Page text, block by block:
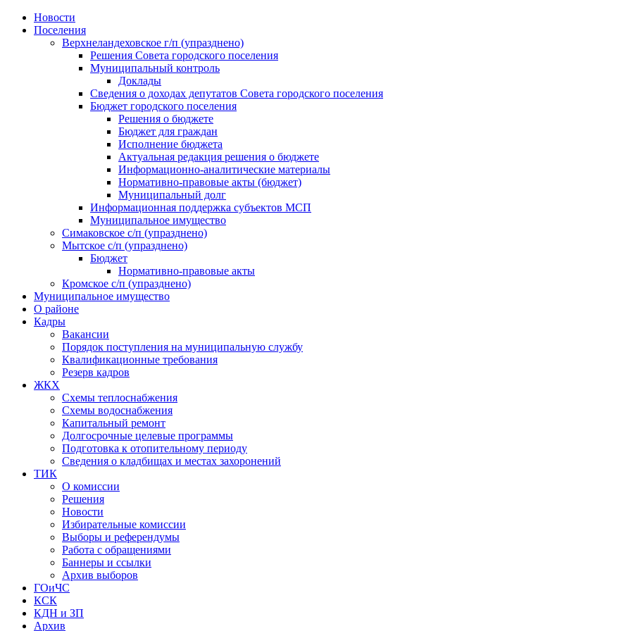
Skip
Новости
Поселения
Верхнеландеховское г/п (упразднено)
Решения Совета городского поселения
Муниципальный контроль
Доклады
Сведения о доходах депутатов Совета городского поселения
Бюджет городского поселения
Решения о бюджете
Бюджет для граждан
Исполнение бюджета
Актуальная редакция решения о бюджете
Информационно-аналитические материалы
Нормативно-правовые акты (бюджет)
Муниципальный долг
Информационная поддержка субъектов МСП
Муниципальное имущество
Симаковское с/п (упразднено)
Мытское с/п (упразднено)
Бюджет
Нормативно-правовые акты
Кромское с/п (упразднено)
Муниципальное имущество
О районе
Кадры
Вакансии
Порядок поступления на муниципальную службу
Квалификационные требования
Резерв кадров
ЖКХ
Схемы теплоснабжения
Схемы водоснабжения
Капитальный ремонт
Долгосрочные целевые программы
Подготовка к отопительному периоду
Сведения о кладбищах и местах захоронений
ТИК
О комиссии
Решения
Новости
Избирательные комиссии
Выборы и референдумы
Работа с обращениями
Баннеры и ссылки
Архив выборов
ГОиЧС
КСК
КДН и ЗП
Архив